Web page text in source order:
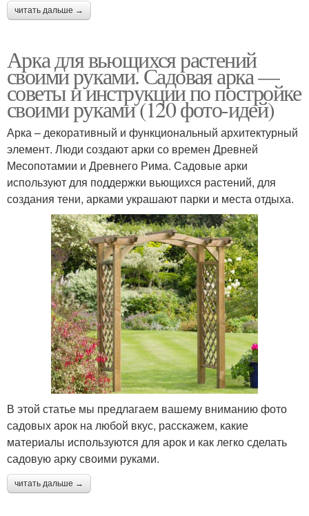
читать дальше →
Арка для вьющихся растений
своими руками. Садовая арка —
советы и инструкции по постройке
своими руками (120 фото-идей)
Арка – декоративный и функциональный архитектурный
элемент. Люди создают арки со времен Древней
Месопотамии и Древнего Рима. Садовые арки
используют для поддержки вьющихся растений, для
создания тени, арками украшают парки и места отдыха.
В этой статье мы предлагаем вашему вниманию фото
садовых арок на любой вкус, расскажем, какие
материалы используются для арок и как легко сделать
садовую арку своими руками.
читать дальше →